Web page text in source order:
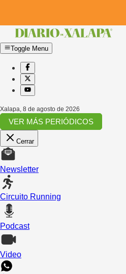
Toggle Menu
Xalapa, 8 de agosto de 2026
VER MÁS PERIÓDICOS
Cerrar
Newsletter
Circuito Running
Podcast
Video